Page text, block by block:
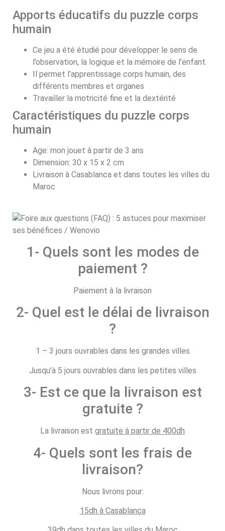
Apports éducatifs du puzzle corps
humain
Ce jeu a été étudié pour développer le sens de
l’observation, la logique et la mémoire de l’enfant.
Il permet l’apprentissage corps humain, des
différents membres et organes
Travailler la motricité fine et la dextérité
Caractéristiques du puzzle corps
humain
Age: mon jouet à partir de 3 ans
Dimension: 30 x 15 x 2 cm
Livraison à Casablanca et dans toutes les villes du
Maroc
1- Quels sont les modes de
paiement ?
Paiement à la livraison
2- Quel est le délai de livraison
?
1 – 3 jours ouvrables dans les grandes villes
Jusqu’à 5 jours ouvrables dans les petites villes
3- Est ce que la livraison est
gratuite ?
La livraison est gratuite à partir de 400dh
4- Quels sont les frais de
livraison?
Nous livrons pour:
15dh à Casablanca